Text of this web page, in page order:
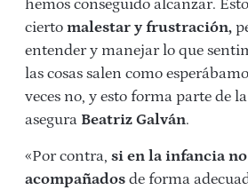
hemos conseguido alcanzar.
cierto malestar y frustración,
entender y manejar lo que
las cosas salen como
veces no, y esto forma parte de
asegura Beatriz Galván.
«Por contra, si en la infancia
acompañados de forma